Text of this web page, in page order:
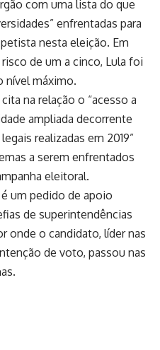
com uma lista do que
enfrentadas para
nesta eleição. Em
de um a cinco, Lula foi
nível máximo.
na relação o “acesso a
ampliada decorrente
realizadas em 2019”
a serem enfrentados
eleitoral.
um pedido de apoio
de superintendências
onde o candidato, líder nas
de voto, passou nas